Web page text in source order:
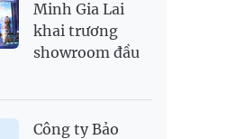
Minh Gia Lai
khai trương
showroom đầu
Công ty Bảo